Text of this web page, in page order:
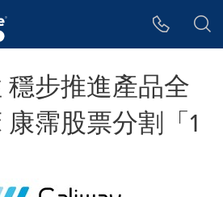
步推進產品全
霈股票分割「1